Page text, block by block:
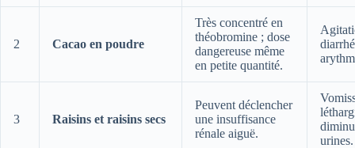
2 Cacao en poudre
Très concentré en
théobromine ; dose
dangereuse même
en petite quantité.
3 Raisins et raisins secs
Peuvent déclencher
une insuffisance
rénale aiguë.
urines.